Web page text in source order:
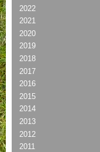
2022
2021
2020
2019
2018
2017
2016
2015
2014
2013
2012
2011